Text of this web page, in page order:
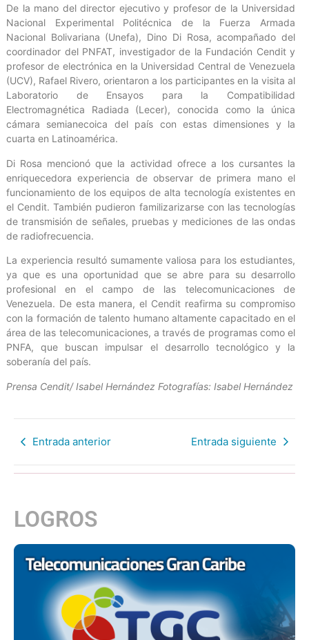
De la mano del director ejecutivo y profesor de la Universidad
Nacional Experimental Politécnica de la Fuerza Armada
Nacional Bolivariana (Unefa), Dino Di Rosa, acompañado del
coordinador del PNFAT, investigador de la Fundación Cendit y
profesor de electrónica en la Universidad Central de Venezuela
(UCV), Rafael Rivero, orientaron a los participantes en la visita al
Laboratorio de Ensayos para la Compatibilidad
Electromagnética Radiada (Lecer), conocida como la única
cámara semianecoica del país con estas dimensiones y la
cuarta en Latinoamérica.
Di Rosa mencionó que la actividad ofrece a los cursantes la
enriquecedora experiencia de observar de primera mano el
funcionamiento de los equipos de alta tecnología existentes en
el Cendit. También pudieron familizarizarse con las tecnologías
de transmisión de señales, pruebas y mediciones de las ondas
de radiofrecuencia.
La experiencia resultó sumamente valiosa para los estudiantes,
ya que es una oportunidad que se abre para su desarrollo
profesional en el campo de las telecomunicaciones de
Venezuela. De esta manera, el Cendit reafirma su compromiso
con la formación de talento humano altamente capacitado en el
área de las telecomunicaciones, a través de programas como el
PNFA, que buscan impulsar el desarrollo tecnológico y la
soberanía del país.
Prensa Cendit/ Isabel Hernández Fotografías: Isabel Hernández
Entrada anterior Entrada siguiente
LOGROS